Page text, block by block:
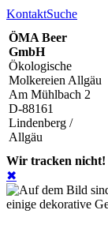
KontaktSuche
ÖMA Beer
GmbH
Ökologische
Molkereien Allgäu
Am Mühlbach 2
D-88161
Lindenberg /
Allgäu
Wir tracken nicht!
✖